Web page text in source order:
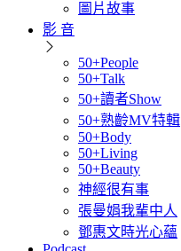
圖片故事
影 音
50+People
50+Talk
50+讀者Show
50+熟齡MV特輯
50+Body
50+Living
50+Beauty
神經很有事
張曼娟我輩中人
鄧惠文時光心蘊